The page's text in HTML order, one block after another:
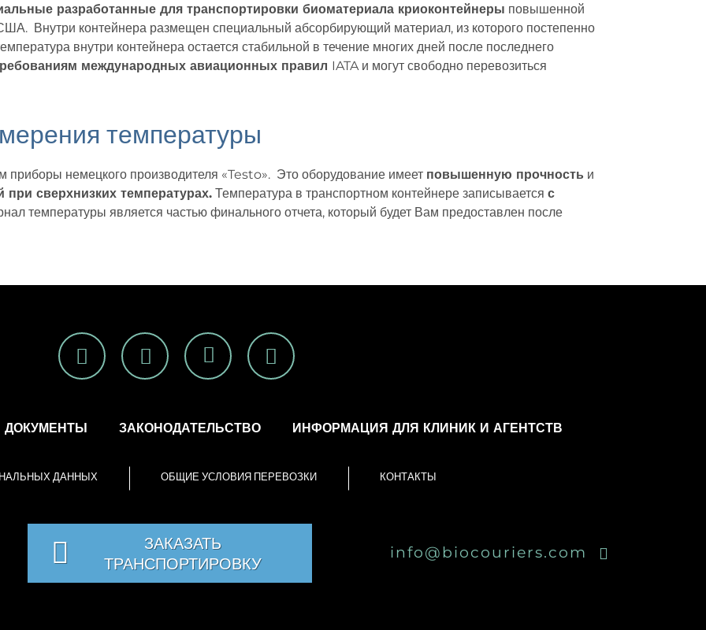
разработанные для транспортировки биоматериала криоконтейнеры повышенной
Внутри контейнера размещен специальный абсорбирующий материал, из которого постепенно
внутри контейнера остается стабильной в течение многих дней после последнего
международных авиационных правил IATA и могут свободно перевозиться
температуры
приборы немецкого производителя «Testo». Это оборудование имеет повышенную прочность и
при сверхнизких температурах. Температура в транспортном контейнере записывается с
температуры является частью финального отчета, который будет Вам предоставлен после
ДОКУМЕНТЫ ЗАКОНОДАТЕЛЬСТВО ИНФОРМАЦИЯ ДЛЯ КЛИНИК И АГЕНТСТВ
ДАННЫХ ОБЩИЕ УСЛОВИЯ ПЕРЕВОЗКИ КОНТАКТЫ
info@biocouriers.com
ЗАКАЗАТЬ
ТРАНСПОРТИРОВКУ